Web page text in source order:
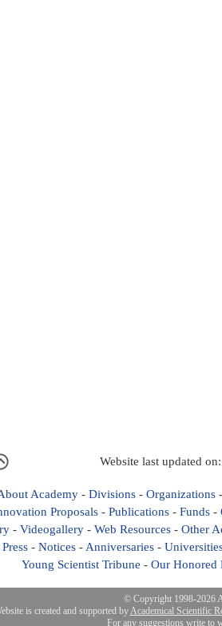
Website last updated
Academy- Divisions- Organizations-
Proposals- Publications- Funds-
- Videogallery- Web Resources- Other
- Notices - Anniversaries -
Young Scientist Tribune - Our Honored
© Copyright 1998-2026
is created and supported byAcademical Scientific
For any suggestions write to